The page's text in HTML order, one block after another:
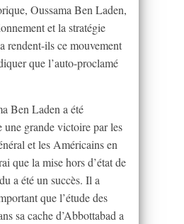
Oussama Ben Laden,
et la stratégie
rendent-ils ce mouvement
que l’auto-proclamé
Ben Laden a été
une grande victoire par les
et les Américains en
que la mise hors d’état de
a été un succès. Il a
que l’étude des
sa cache d’Abbottabad a